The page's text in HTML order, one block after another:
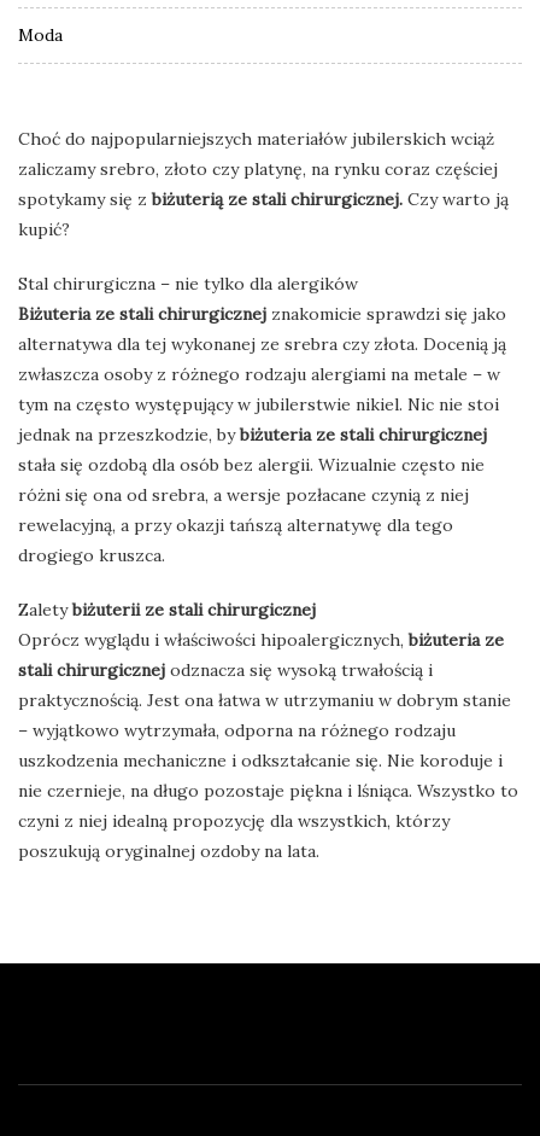
Moda
Choć do najpopularniejszych materiałów jubilerskich wciąż
zaliczamy srebro, złoto czy platynę, na rynku coraz częściej
spotykamy się zbiżuterią ze stali chirurgicznej. Czy warto ją
kupić?
Stal chirurgiczna – nie tylko dla alergików
Biżuteria ze stali chirurgicznej znakomicie sprawdzi się jako
alternatywa dla tej wykonanej ze srebra czy złota. Docenią ją
zwłaszcza osoby z różnego rodzaju alergiami na metale – w
tym na często występujący w jubilerstwie nikiel. Nic nie stoi
jednak na przeszkodzie, bybiżuteria ze stali chirurgicznej
stała się ozdobą dla osób bez alergii. Wizualnie często nie
różni się ona od srebra, a wersje pozłacane czynią z niej
rewelacyjną, a przy okazji tańszą alternatywę dla tego
drogiego kruszca.
Zaletybiżuterii ze stali chirurgicznej
Oprócz wyglądu i właściwości hipoalergicznych,biżuteria ze
stali chirurgicznej odznacza się wysoką trwałością i
praktycznością. Jest ona łatwa w utrzymaniu w dobrym stanie
– wyjątkowo wytrzymała, odporna na różnego rodzaju
uszkodzenia mechaniczne i odkształcanie się. Nie koroduje i
nie czernieje, na długo pozostaje piękna i lśniąca. Wszystko to
czyni z niej idealną propozycję dla wszystkich, którzy
poszukują oryginalnej ozdoby na lata.